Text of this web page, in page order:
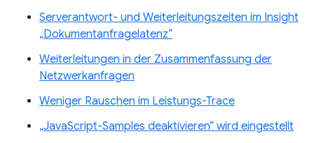
Serverantwort- und Weiterleitungszeiten im Insight
„Dokumentanfragelatenz“
Weiterleitungen in der Zusammenfassung der
Netzwerkanfragen
Weniger Rauschen im Leistungs-Trace
„JavaScript-Samples deaktivieren“ wird eingestellt